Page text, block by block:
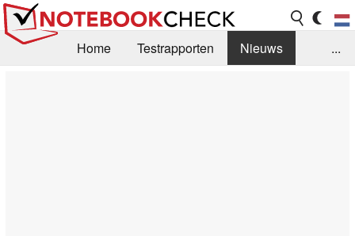
Home Testrapporten
Nieuws
...